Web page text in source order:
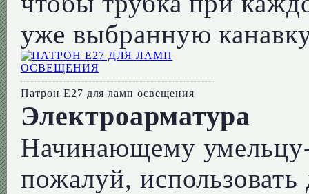
уже выбранную
Патрон E27 для ламп освещения
Электроарматура
Начинающему умельцу-
пожалуй,